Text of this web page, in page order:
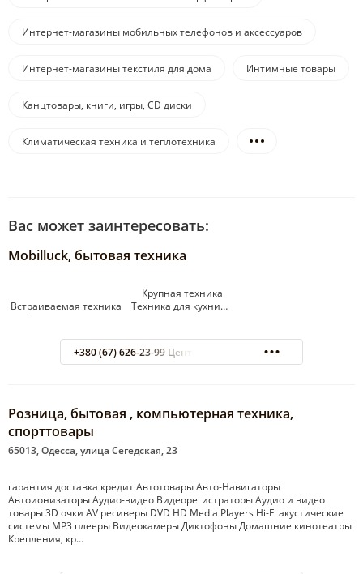
Интернет-магазины мобильных телефонов и аксессуаров
Интернет-магазины текстиля для дома Интимные товары
Канцтовары, книги, игры, CD диски
Климатическая техника и теплотехника
Вас может заинтересовать:
Mobilluck, бытовая техника
Крупная техника
Встраиваемая техника Техника для кухни…
+380 (67) 626-23-99 Центр обработки заказов
Розница, бытовая , компьютерная техника,
спорттовары
65013, Одесса, улица Сегедская, 23
гарантия доставка кредит Автотовары Авто-Навигаторы
Автоионизаторы Аудио-видео Видеорегистраторы Аудио и видео
товары 3D очки AV ресиверы DVD HD Media Players Hi-Fi акустические
системы MP3 плееры Видеокамеры Диктофоны Домашние кинотеатры
Крепления, кр…